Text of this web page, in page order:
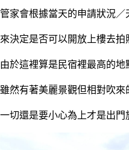
管家會根據當天的申請狀況
來決定是否可以開放上樓去拍
由於這裡算是民宿裡最高的地
雖然有著美麗景觀但相對吹
一切還是要小心為上才是出